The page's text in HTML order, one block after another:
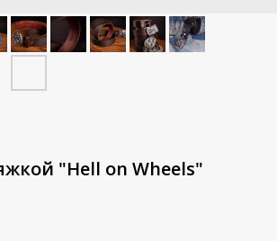
"Hell on Wheels"